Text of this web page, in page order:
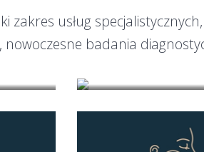
zakres usług
badania